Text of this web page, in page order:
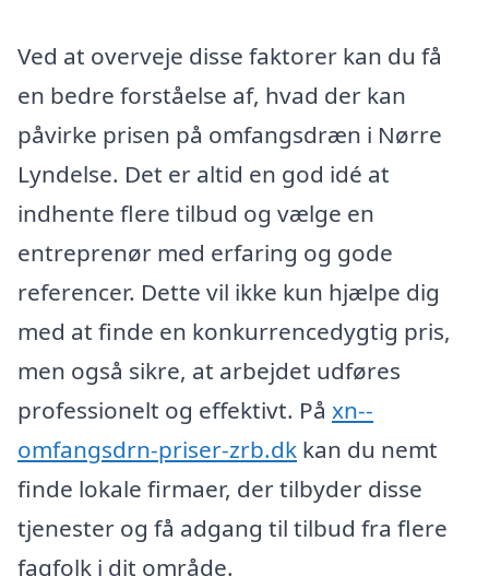
Ved at overveje disse faktorer kan du få
en bedre forståelse af, hvad der kan
påvirke prisen på omfangsdræn i Nørre
Lyndelse. Det er altid en god idé at
indhente flere tilbud og vælge en
entreprenør med erfaring og gode
referencer. Dette vil ikke kun hjælpe dig
med at finde en konkurrencedygtig pris,
men også sikre, at arbejdet udføres
professionelt og effektivt. På xn--
omfangsdrn-priser-zrb.dk kan du nemt
finde lokale firmaer, der tilbyder disse
tjenester og få adgang til tilbud fra flere
fagfolk i dit område.